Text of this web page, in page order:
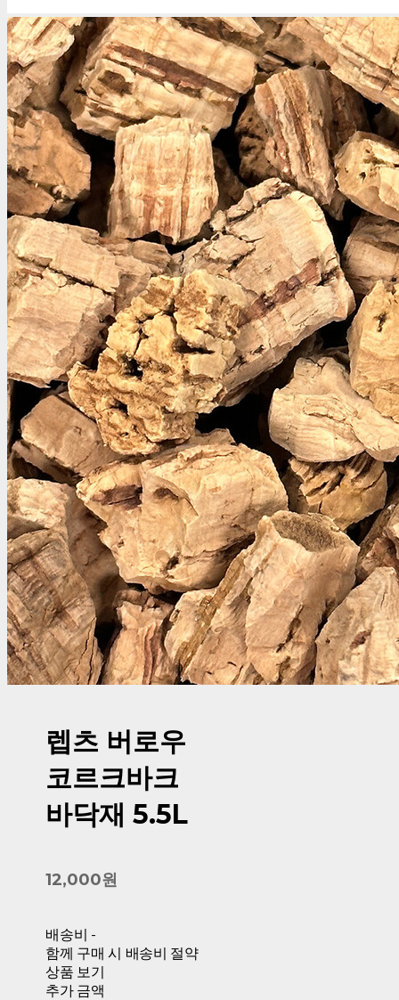
렙츠 버로우
코르크바크
바닥재 5.5L
12,000원
배송비 -
함께 구매 시 배송비 절약
상품 보기
추가 금액